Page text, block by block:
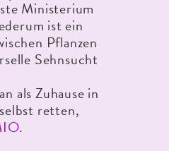
Ministerium
ist ein
Pflanzen
Sehnsucht
als Zuhause in
retten,
.